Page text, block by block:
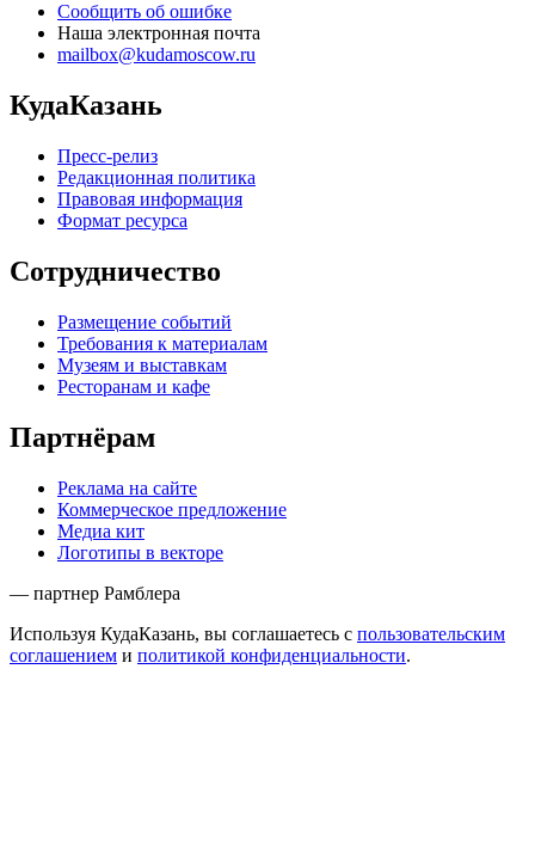
Сообщить об ошибке
Наша электронная почта
mailbox@kudamoscow.ru
КудаКазань
Пресс-релиз
Редакционная политика
Правовая информация
Формат ресурса
Сотрудничество
Размещение событий
Требования к материалам
Музеям и выставкам
Ресторанам и кафе
Партнёрам
Реклама на сайте
Коммерческое предложение
Медиа кит
Логотипы в векторе
— партнер Рамблера
Используя КудаКазань, вы соглашаетесь с пользовательским
соглашением и политикой конфиденциальности.